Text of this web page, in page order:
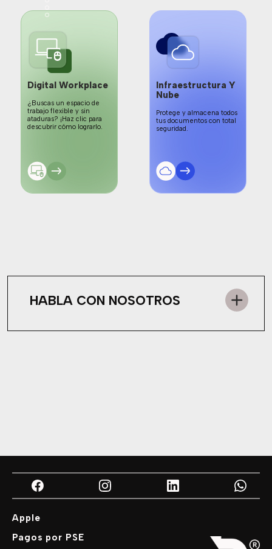
Digital Workplace
¿Buscas un espacio de
trabajo flexible y sin
ataduras? ¡Haz clic para
descubrir cómo lograrlo.
Infraestructura Y
Nube
Protege y almacena todos
tus documentos con total
seguridad.
HABLA CON NOSOTROS
Apple
Pagos por PSE